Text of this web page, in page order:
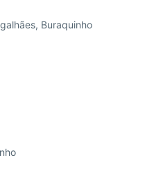
Buraquinho